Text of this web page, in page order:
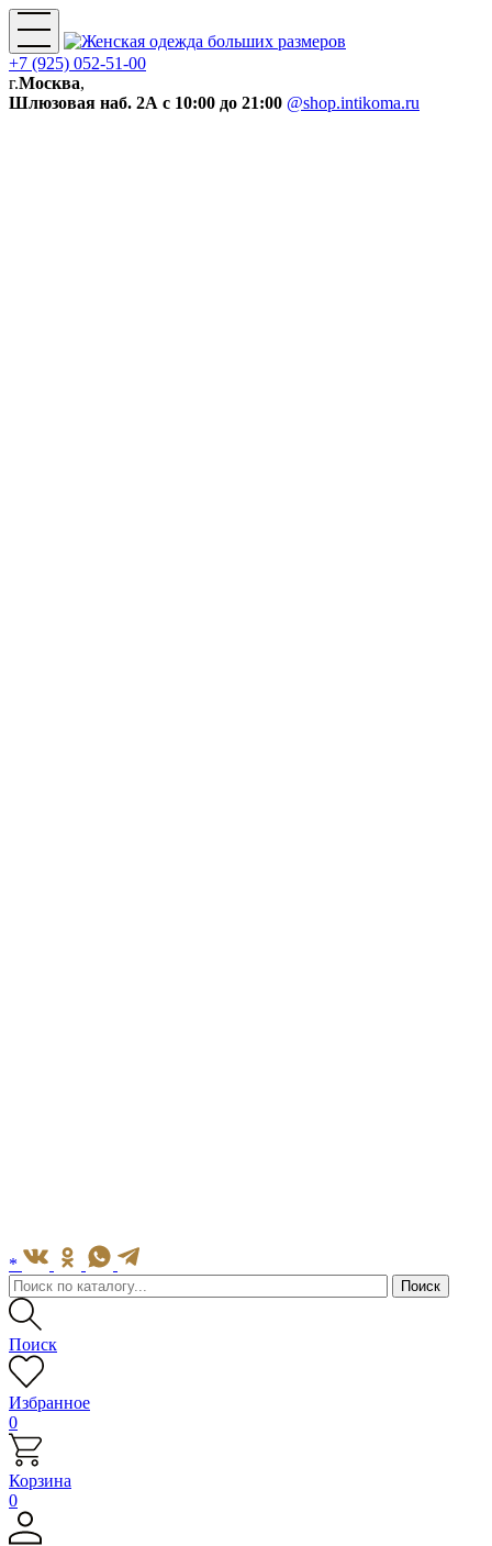
+7 (925) 052-51-00
г.Москва,
Шлюзовая наб. 2А с 10:00 до 21:00 @shop.intikoma.ru
*
Поиск
Избранное
0
Корзина
0